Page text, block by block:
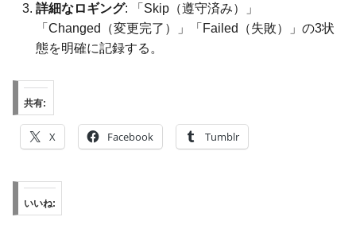
詳細なロギング: 「Skip（遵守済み）」
「Changed（変更完了）」「Failed（失敗）」の3状
態を明確に記録する。
共有:
X Facebook Tumblr
いいね: